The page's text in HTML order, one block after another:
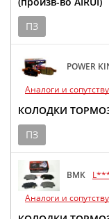
ПЗ
POWER
Аналоги и
КОЛОДКИ
ПЗ
BMK
Аналоги и